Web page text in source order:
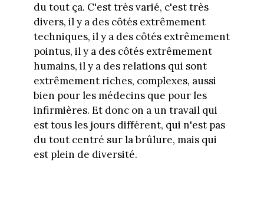
du tout ça. C'est très varié, c'est très
divers, il y a des côtés extrêmement
techniques, il y a des côtés extrêmement
pointus, il y a des côtés extrêmement
humains, il y a des relations qui sont
extrêmement riches, complexes, aussi
bien pour les médecins que pour les
infirmières. Et donc on a un travail qui
est tous les jours différent, qui n'est pas
du tout centré sur la brûlure, mais qui
est plein de diversité.